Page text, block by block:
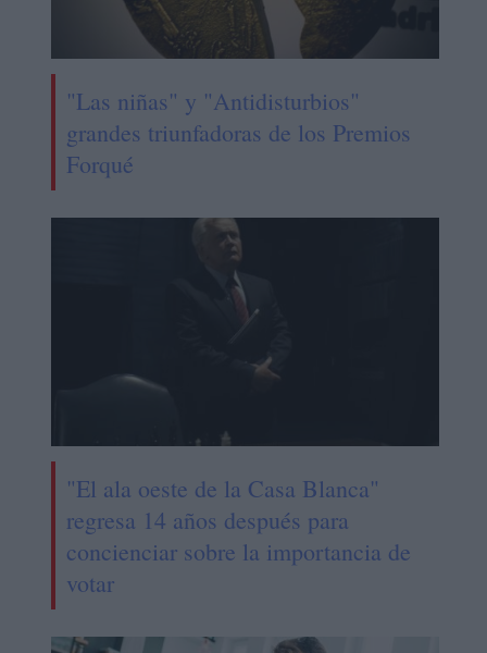
"Las niñas" y "Antidisturbios"
grandes triunfadoras de los Premios
Forqué
"El ala oeste de la Casa Blanca"
regresa 14 años después para
concienciar sobre la importancia de
votar